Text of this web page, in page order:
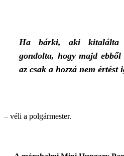
Ha bárki, aki kitalálta
gondolta, hogy majd
az csak a hozzá nem értést
– véli a polgármester.